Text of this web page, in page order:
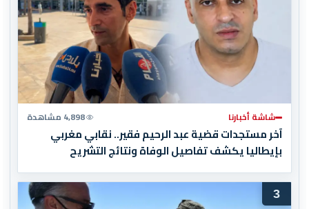
شاشة أخبارنا 4,898 مشاهدة
آخر مستجدات قضية عبد الرحيم فقير.. نقابي مغربي
بإيطاليا يكشف تفاصيل الوفاة ونتائج التشريح
3